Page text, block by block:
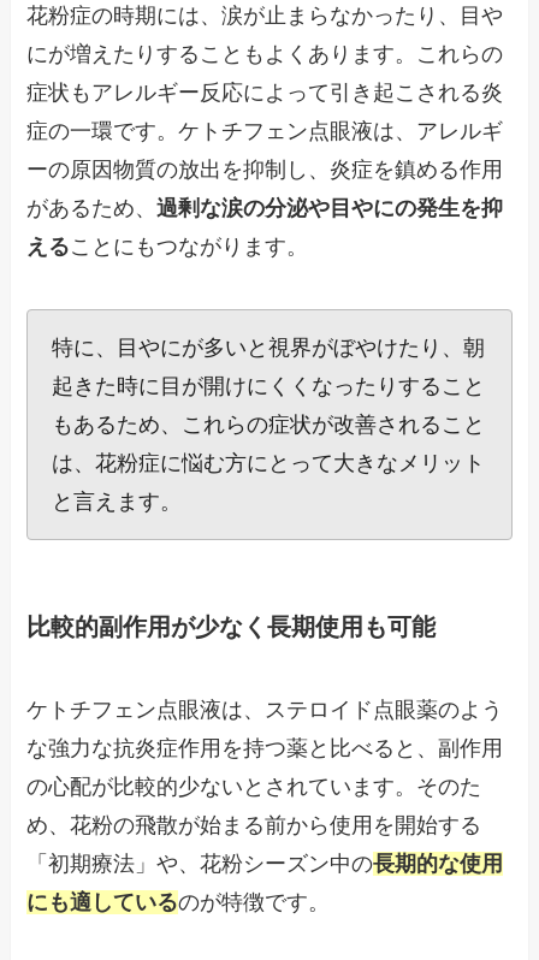
花粉症の時期には、涙が止まらなかったり、目や
にが増えたりすることもよくあります。これらの
症状もアレルギー反応によって引き起こされる炎
症の一環です。ケトチフェン点眼液は、アレルギ
ーの原因物質の放出を抑制し、炎症を鎮める作用
があるため、過剰な涙の分泌や目やにの発生を抑
えることにもつながります。
特に、目やにが多いと視界がぼやけたり、朝
起きた時に目が開けにくくなったりすること
もあるため、これらの症状が改善されること
は、花粉症に悩む方にとって大きなメリット
と言えます。
比較的副作用が少なく長期使用も可能
ケトチフェン点眼液は、ステロイド点眼薬のよう
な強力な抗炎症作用を持つ薬と比べると、副作用
の心配が比較的少ないとされています。そのた
め、花粉の飛散が始まる前から使用を開始する
「初期療法」や、花粉シーズン中の長期的な使用
にも適しているのが特徴です。